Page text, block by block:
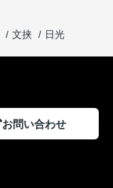
文挟 日光
お問い合わせ